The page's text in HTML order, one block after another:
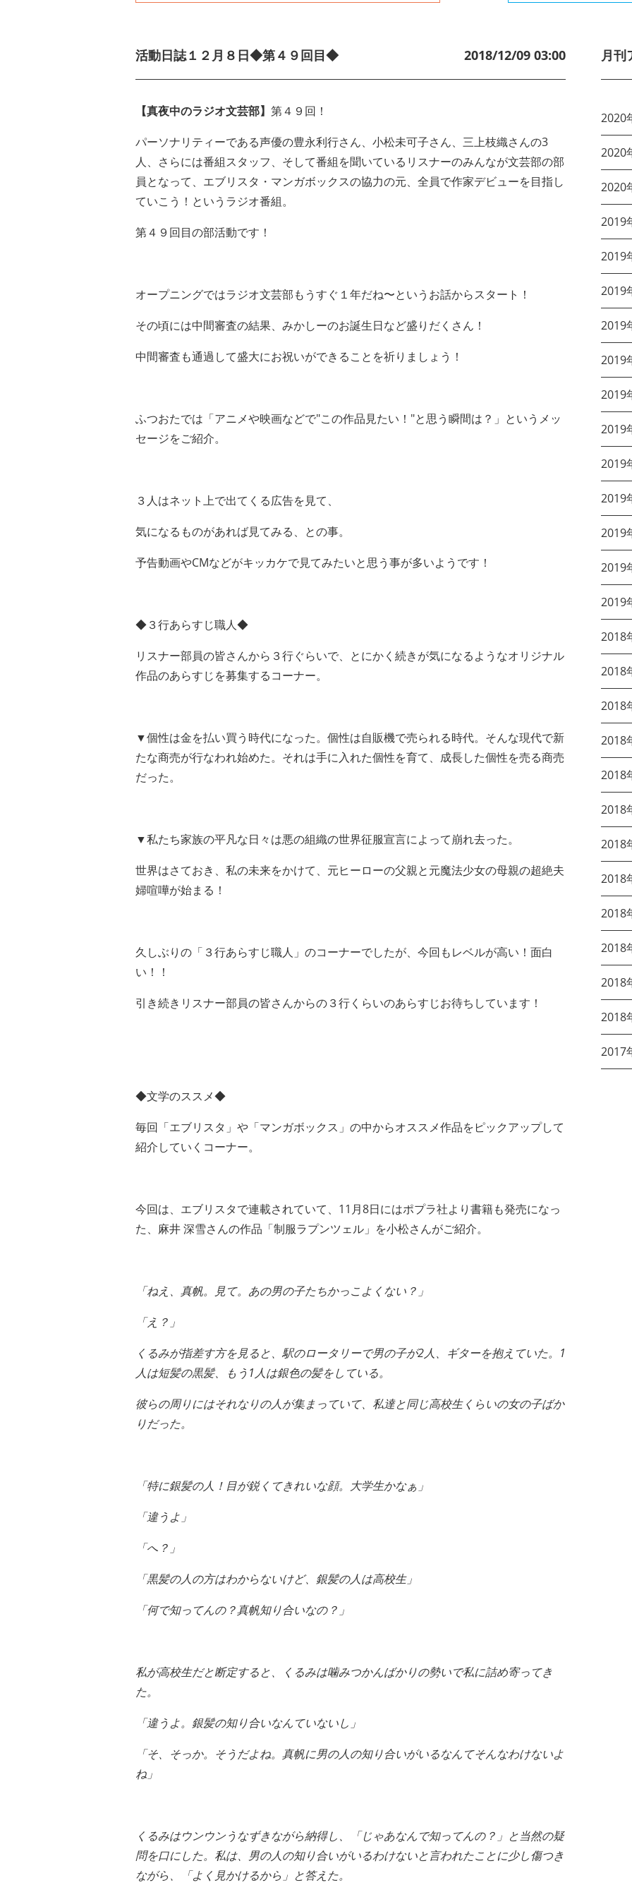
活動日誌１２月８日◆第４９回目◆ 2018/12/09 03:00
【真夜中のラジオ文芸部】 第４９回！
パーソナリティーである声優の豊永利行さん、小松未可子さん、三上枝織さんの3
人、さらには番組スタッフ、そして番組を聞いているリスナーのみんなが文芸部の部
員となって、エブリスタ・マンガボックスの協力の元、全員で作家デビューを目指し
ていこう！というラジオ番組。
第４９回目の部活動です！
オープニングではラジオ文芸部もうすぐ１年だね〜というお話からスタート！
その頃には中間審査の結果、みかしーのお誕生日など盛りだくさん！
中間審査も通過して盛大にお祝いができることを祈りましょう！
ふつおたでは「アニメや映画などで"この作品見たい！"と思う瞬間は？」というメッ
セージをご紹介。
３人はネット上で出てくる広告を見て、
気になるものがあれば見てみる、との事。
予告動画やCMなどがキッカケで見てみたいと思う事が多いようです！
◆３行あらすじ職人◆
リスナー部員の皆さんから３行ぐらいで、とにかく続きが気になるようなオリジナル
作品のあらすじを募集するコーナー。
▼個性は金を払い買う時代になった。個性は自販機で売られる時代。そんな現代で新
たな商売が行なわれ始めた。それは手に入れた個性を育て、成長した個性を売る商売
だった。
▼私たち家族の平凡な日々は悪の組織の世界征服宣言によって崩れ去った。
世界はさておき、私の未来をかけて、元ヒーローの父親と元魔法少女の母親の超絶夫
婦喧嘩が始まる！
久しぶりの「３行あらすじ職人」のコーナーでしたが、今回もレベルが高い！面白
い！！
引き続きリスナー部員の皆さんからの３行くらいのあらすじお待ちしています！
◆文学のススメ◆
毎回「エブリスタ」や「マンガボックス」の中からオススメ作品をピックアップして
紹介していくコーナー。
今回は、エブリスタで連載されていて、11月8日にはポプラ社より書籍も発売になっ
た、麻井 深雪さんの作品「制服ラプンツェル」を小松さんがご紹介。
「ねえ、真帆。見て。あの男の子たちかっこよくない？」
「え？」
くるみが指差す方を見ると、駅のロータリーで男の子が2人、ギターを抱えていた。1
人は短髪の黒髪、もう1人は銀色の髪をしている。
彼らの周りにはそれなりの人が集まっていて、私達と同じ高校生くらいの女の子ばか
りだった。
「特に銀髪の人！目が鋭くてきれいな顔。大学生かなぁ」
「違うよ」
「へ？」
「黒髪の人の方はわからないけど、銀髪の人は高校生」
「何で知ってんの？真帆知り合いなの？」
私が高校生だと断定すると、くるみは噛みつかんばかりの勢いで私に詰め寄ってき
た。
「違うよ。銀髪の知り合いなんていないし」
「そ、そっか。そうだよね。真帆に男の人の知り合いがいるなんてそんなわけないよ
ね」
くるみはウンウンうなずきながら納得し、「じゃあなんで知ってんの？」と当然の疑
問を口にした。私は、男の人の知り合いがいるわけないと言われたことに少し傷つき
ながら、「よく見かけるから」と答えた。
月刊
2020
2020
2020
2019
2019
2019
2019
2019
2019
2019
2019
2019
2019
2019
2019
2018
2018
2018
2018
2018
2018
2018
2018
2018
2018
2018
2018
2017